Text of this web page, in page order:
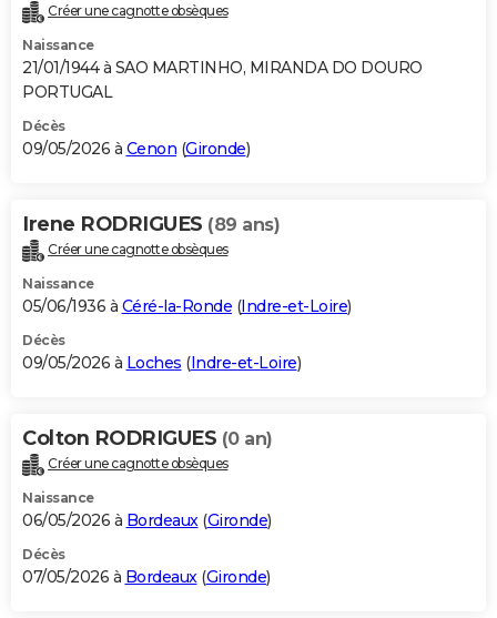
Créer une cagnotte obsèques
Naissance
21/01/1944 à SAO MARTINHO, MIRANDA DO DOURO
PORTUGAL
Décès
09/05/2026 à Cenon (Gironde)
Irene RODRIGUES (89 ans)
Créer une cagnotte obsèques
Naissance
05/06/1936 à Céré-la-Ronde (Indre-et-Loire)
Décès
09/05/2026 à Loches (Indre-et-Loire)
Colton RODRIGUES (0 an)
Créer une cagnotte obsèques
Naissance
06/05/2026 à Bordeaux(Gironde)
Décès
07/05/2026 à Bordeaux(Gironde)